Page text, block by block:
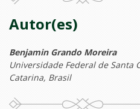
Autor(es)
Benjamin Grando Moreira
Universidade Federal de Santa
Catarina, Brasil